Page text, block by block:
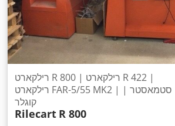
רילקארט R 800 | רילקארט R 422 |
רילקארט FAR-5/55 MK2 | סטמאסטר |
קוגלר
Rilecart R 800